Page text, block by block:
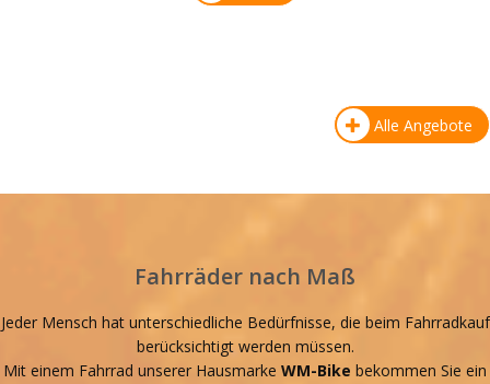
Alle Angebote
Fahrräder nach Maß
Jeder Mensch hat unterschiedliche Bedürfnisse, die beim Fahrradkauf
berücksichtigt werden müssen.
Mit einem Fahrrad unserer Hausmarke WM-Bike bekommen Sie ein